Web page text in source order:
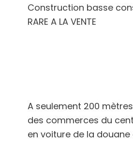
Construction basse
RARE A LA VENTE
A seulement 200
des commerces du
en voiture de la douane